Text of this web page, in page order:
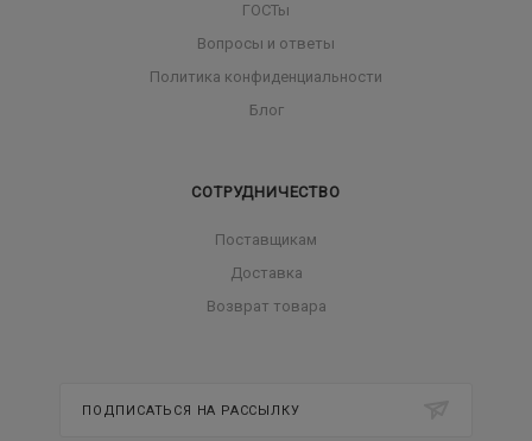
ГОСТы
Вопросы и ответы
Политика конфиденциальности
Блог
СОТРУДНИЧЕСТВО
Поставщикам
Доставка
Возврат товара
ПОДПИСАТЬСЯ НА РАССЫЛКУ